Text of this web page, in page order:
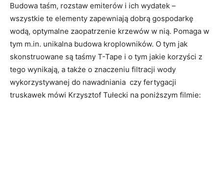
Budowa taśm, rozstaw emiterów i ich wydatek –
wszystkie te elementy zapewniają dobrą gospodarkę
wodą, optymalne zaopatrzenie krzewów w nią. Pomaga w
tym m.in. unikalna budowa kroplowników. O tym jak
skonstruowane są taśmy T-Tape i o tym jakie korzyści z
tego wynikają, a także o znaczeniu filtracji wody
wykorzystywanej do nawadniania czy fertygacji
truskawek mówi Krzysztof Tułecki na poniższym filmie: